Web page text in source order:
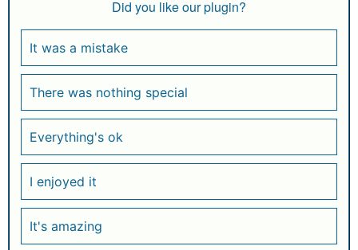
Did you like our plugin?
It was a mistake
There was nothing special
Everything's ok
I enjoyed it
It's amazing